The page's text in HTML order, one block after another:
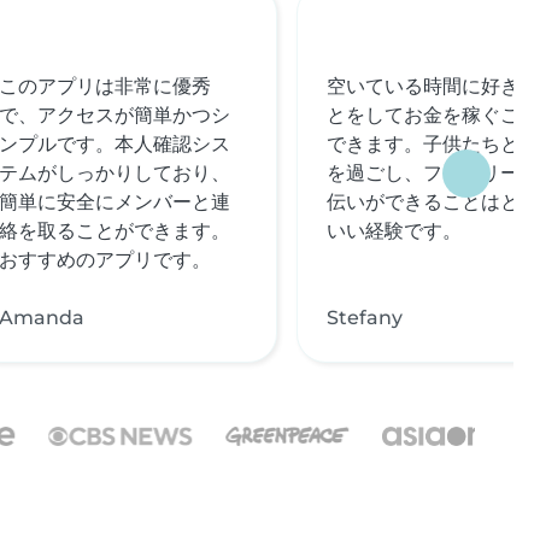
このアプリは非常に優秀
で、アクセスが簡単かつシ
ンプルです。本人確認シス
テムがしっかりしており、
簡単に安全にメンバーと連
絡を取ることができます。
おすすめのアプリです。
Amanda
空いている時間に好き
とをしてお金を稼ぐこ
できます。子供たちと
を過ごし、ファミリー
伝いができることはと
いい経験です。
Stefany